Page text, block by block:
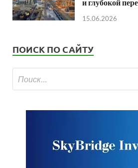
и глубокой
15.06.2026
ПОИСК ПО САЙТУ